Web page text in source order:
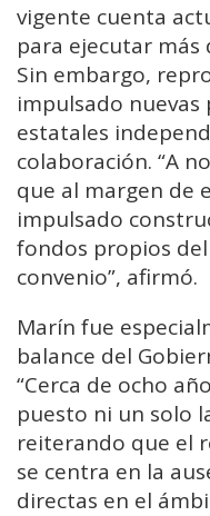
vigente cuenta
para ejecutar más
Sin embargo,
impulsado
estatales
colaboración. “A
que al margen de
impulsado
fondos propios
convenio”, afirmó.
Marín fue
balance del
“Cerca de ocho
puesto ni un solo
reiterando que el
se centra en la
directas en el